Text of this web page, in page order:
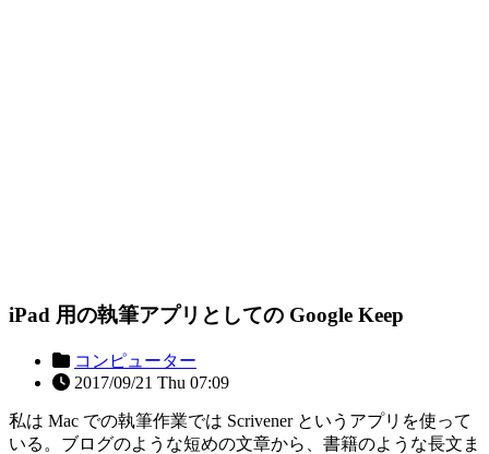
iPad 用の執筆アプリとしての Google Keep
コンピューター
2017/09/21 Thu 07:09
私は Mac での執筆作業では Scrivener というアプリを使って
いる。ブログのような短めの文章から、書籍のような長文ま